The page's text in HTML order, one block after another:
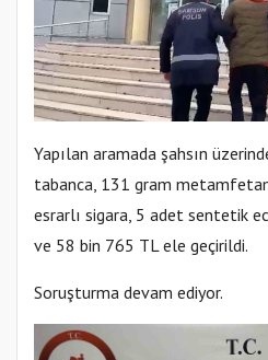
Yapılan aramada şahsın
tabanca, 131 gram
esrarlı sigara, 5 adet sentetik
ve 58 bin 765 TL ele geçirildi.
Soruşturma devam ediyor.